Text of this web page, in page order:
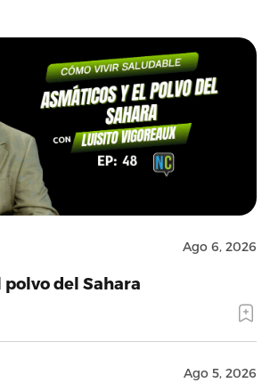
Ago 6, 2026
del Sahara
Ago 5, 2026